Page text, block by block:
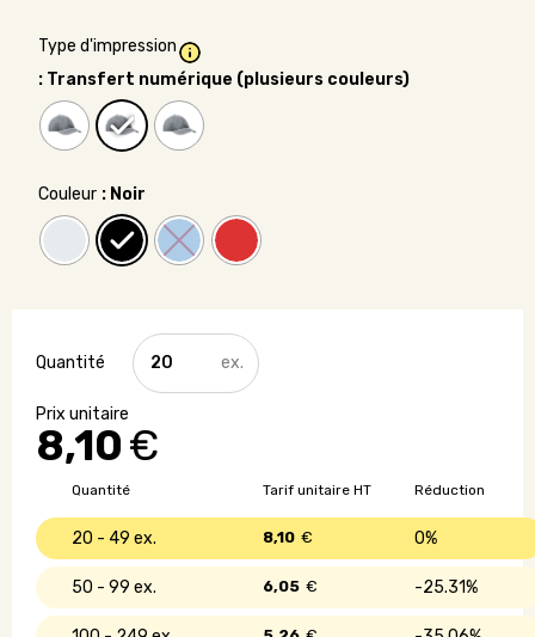
Type d'impression
: Transfert numérique (plusieurs couleurs)
Couleur : Noir
8,10€
quantité
de
Casquette
coton
lavé
Quantité Réduction
Tarif unitaire HT
20 - 49 0%
8,10 €
50 - 99 25.31%
6,05 €